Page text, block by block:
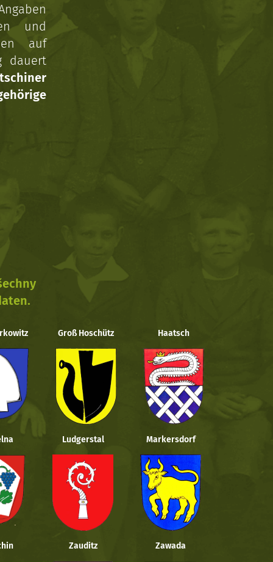
und
auf
dauert
Groß Hoschütz Haatsch
Ludgerstal Markersdorf
Zauditz Zawada